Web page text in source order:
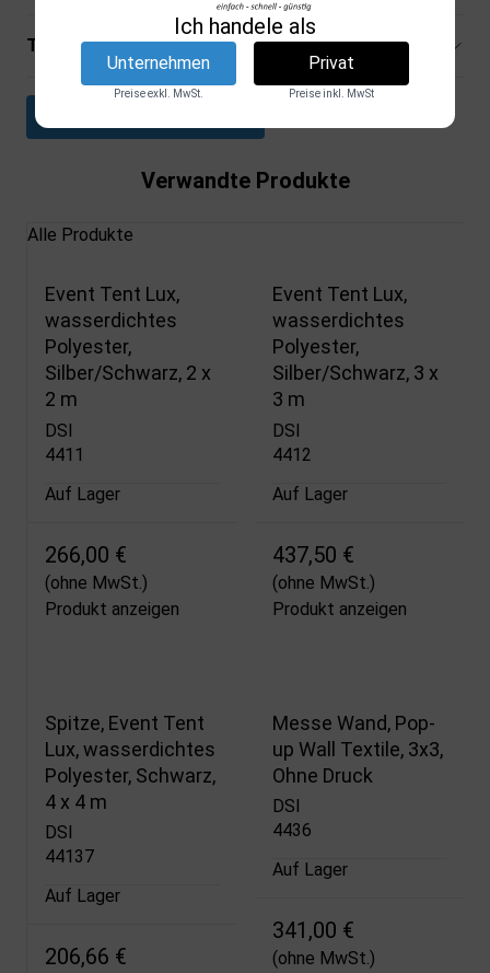
Technische Spezifikationen
Verwandte Produkte
Alle Produkte
Event Tent Lux,
wasserdichtes
Polyester,
Silber/Schwarz, 2 x
2 m
DSI
4411
Auf Lager
266,00 €
(ohne MwSt.)
Produkt anzeigen
Event Tent Lux,
wasserdichtes
Polyester,
Silber/Schwarz, 3 x
3 m
DSI
4412
Auf Lager
437,50 €
(ohne MwSt.)
Produkt anzeigen
Spitze, Event Tent
Lux, wasserdichtes
Polyester, Schwarz,
4 x 4 m
DSI
44137
Auf Lager
206,66 €
Messe Wand, Pop-
up Wall Textile, 3x3,
Ohne Druck
DSI
4436
Auf Lager
341,00 €
(ohne MwSt.)
Ich handele als
Unternehmen
Preise exkl. MwSt.
Privat
Preise inkl. MwSt